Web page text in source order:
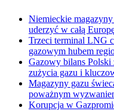
Niemieckie
uderzyć w całą
Trzeci terminal LNG
gazowym hubem
Gazowy bilans
zużycia gazu i
Magazyny gazu
poważnym
Korupcja w